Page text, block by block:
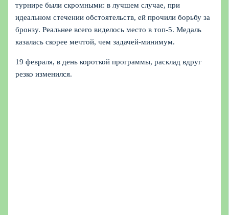
турнире были скромными: в лучшем случае, при
идеальном стечении обстоятельств, ей прочили борьбу за
бронзу. Реальнее всего виделось место в топ‑5. Медаль
казалась скорее мечтой, чем задачей‑минимум.
19 февраля, в день короткой программы, расклад вдруг
резко изменился.